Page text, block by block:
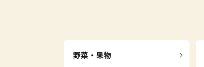
野菜・果物